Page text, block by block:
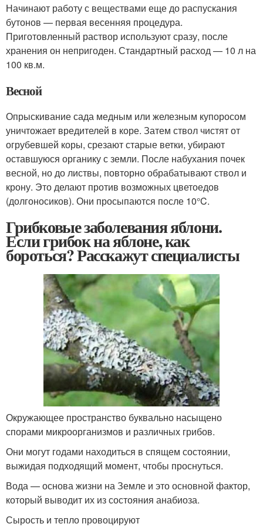
Начинают работу с веществами еще до распускания
бутонов — первая весенняя процедура.
Приготовленный раствор используют сразу, после
хранения он непригоден. Стандартный расход — 10 л на
100 кв.м.
Весной
Опрыскивание сада медным или железным купоросом
уничтожает вредителей в коре. Затем ствол чистят от
огрубевшей коры, срезают старые ветки, убирают
оставшуюся органику с земли. После набухания почек
весной, но до листвы, повторно обрабатывают ствол и
крону. Это делают против возможных цветоедов
(долгоносиков). Они просыпаются после 10°C.
Грибковые заболевания яблони.
Если грибок на яблоне, как
бороться? Расскажут специалисты
Окружающее пространство буквально насыщено
спорами микроорганизмов и различных грибов.
Они могут годами находиться в спящем состоянии,
выжидая подходящий момент, чтобы проснуться.
Вода — основа жизни на Земле и это основной фактор,
который выводит их из состояния анабиоза.
Сырость и тепло провоцируют